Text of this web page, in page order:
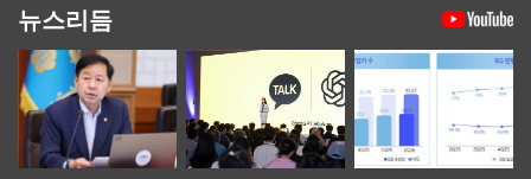
뉴스리듬